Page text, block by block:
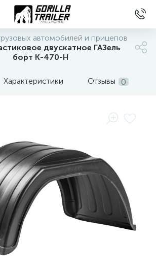
автомобилей и прицепов
двускатное ГАЗель
борт К-470-Н
Характеристики Отзывы 0